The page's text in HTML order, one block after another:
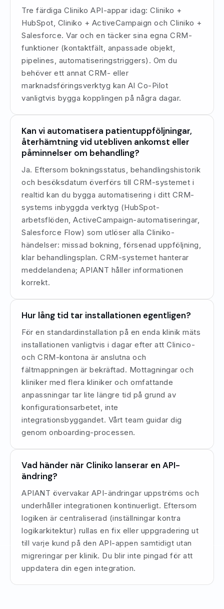
Tre färdiga Cliniko API-appar idag: Cliniko +
HubSpot, Cliniko + ActiveCampaign och Cliniko +
Salesforce. Var och en täcker sina egna CRM-
funktioner (kontaktfält, anpassade objekt,
pipelines, automatiseringstriggers). Om du
behöver ett annat CRM- eller
marknadsföringsverktyg kan AI Co-Pilot
vanligtvis bygga kopplingen på några dagar.
Kan vi automatisera patientuppföljningar,
återhämtning vid utebliven ankomst eller
påminnelser om behandling?
Ja. Eftersom bokningsstatus, behandlingshistorik
och besöksdatum överförs till CRM-systemet i
realtid kan du bygga automatisering i ditt CRM-
systems inbyggda verktyg (HubSpot-
arbetsflöden, ActiveCampaign-automatiseringar,
Salesforce Flow) som utlöser alla Cliniko-
händelser: missad bokning, försenad uppföljning,
klar behandlingsplan. CRM-systemet hanterar
meddelandena; APIANT håller informationen
korrekt.
Hur lång tid tar installationen egentligen?
För en standardinstallation på en enda klinik mäts
installationen vanligtvis i dagar efter att Clinico-
och CRM-kontona är anslutna och
fältmappningen är bekräftad. Mottagningar och
kliniker med flera kliniker och omfattande
anpassningar tar lite längre tid på grund av
konfigurationsarbetet, inte
integrationsbyggandet. Vårt team guidar dig
genom onboarding-processen.
Vad händer när Cliniko lanserar en API-
ändring?
APIANT övervakar API-ändringar uppströms och
underhåller integrationen kontinuerligt. Eftersom
logiken är centraliserad (inställningar kontra
logikarkitektur) rullas en fix eller uppgradering ut
till varje kund på den API-appen samtidigt utan
migreringar per klinik. Du blir inte pingad för att
uppdatera din egen integration.